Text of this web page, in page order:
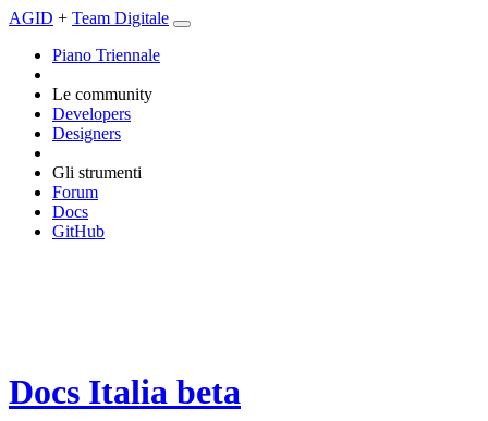
AGID + Team Digitale
Piano Triennale
Le community
Developers
Designers
Gli strumenti
Forum
Docs
GitHub
Docs Italia beta